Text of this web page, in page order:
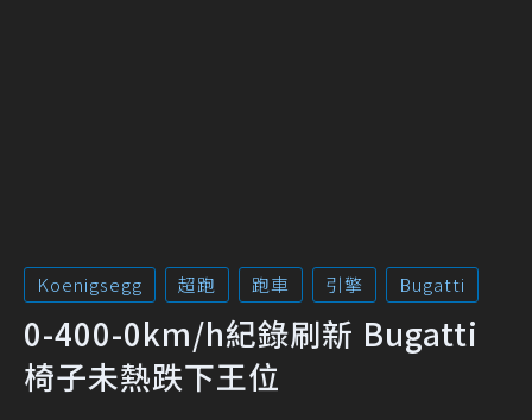
Koenigsegg 超跑 跑車 引擎 Bugatti
0-400-0km/h紀錄刷新 Bugatti
椅子未熱跌下王位